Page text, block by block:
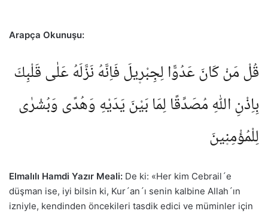
Arapça Okunuşu:
قُلْ مَنْ كَانَ عَدُوًّا لِجِبْر۪يلَ فَاِنَّهُ نَزَّلَهُ عَلٰى قَلْبِكَ
بِاِذْنِ اللّٰهِ مُصَدِّقًا لِمَا بَيْنَ يَدَيْهِ وَهُدًى وَبُشْرٰى
لِلْمُؤْمِن۪ينَ
Elmalılı Hamdi Yazır Meali: De ki: «Her kim Cebrail´e
düşman ise, iyi bilsin ki, Kur´an´ı senin kalbine Allah´ın
izniyle, kendinden öncekileri tasdik edici ve müminler için